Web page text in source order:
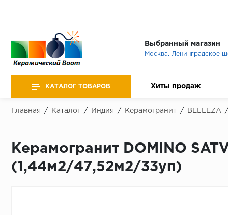
Выбранный магазин
КАТАЛОГ ТОВАРОВ Хиты продаж
Главная / Каталог / Индия / Керамогранит / BELLEZA /
Керамогранит DOMINO
(1,44м2/47,52м2/33уп)